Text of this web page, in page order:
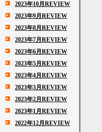
2023年10月REVIEW
2023年9月REVIEW
2023年8月REVIEW
2023年7月REVIEW
2023年6月REVIEW
2023年5月REVIEW
2023年4月REVIEW
2023年3月REVIEW
2023年2月REVIEW
2023年1月REVIEW
2022年12月REVIEW